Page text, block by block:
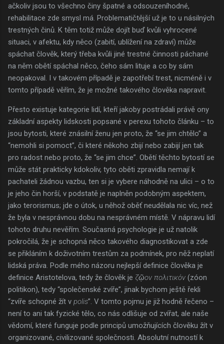
ačkoliv jsou to všechno činy špatné a odsouzeníhodné,
rehabilitace zde smysl má. Problematičtější už je to u násilných
trestných činů. K těm totiž může dojít buď kvůli vyhrocené
situaci, v afektu, kdy něco (zabití, ublížení na zdraví) může
spáchat člověk, který třeba kvůli jiné trestné činnosti páchané
na něm obětí spáchal něco, čeho sám lituje a co by sám
neopakoval. I v takovém případě je zapotřebí trest, nicméně i v
tomto případě věřím, že je možné takového člověka napravit.
Přesto existuje kategorie lidí, kteří jakoby postrádali právě ony
základní aspekty lidskosti popsané v perexu tohoto článku – to
jsou bytosti, které znásilní ženu jen proto, že “se jim chtělo” a
“nemohli si pomoct”, či které někoho zbijí nebo zabijí jen tak
pro radost nebo proto, že “se jim chce”. Obětí těchto bytostí se
může stát prakticky kdokoliv, tyto oběti zpravidla nemají k
pachateli žádnou vazbu, ten si je vybere náhodně na ulici – o to
je jeho čin horší, v podstatě je naplněn podobným aspektem,
jako terorismus; jde o útok, u něhož oběť neudělala nic víc, než
že byla v nesprávnou dobu na nesprávném místě. V nápravu lidí
tohoto druhu nevěřím. Současná psychologie je už natolik
pokročilá, že je schopná něco takového diagnostikovat a zde
se přikláním k doživotním trestům za podmínek, pro něž neplatí
lidská práva. Podle mého názoru nejlepší definice člověka je
definice Aristotelova, tedy že člověk je ζῷον πολιτικόν (zóon
politikon), tedy “společenské zvíře”, jinak bychom ještě řekli
“zvíře schopné žít v polis”. V tomto pojmu je již hodně řečeno –
není to ani tak fyzické tělo, co nás odlišuje od zvířat, ale naše
vědomí, které funguje podle principů umožňujících člověku žít v
organizované, civilizované společnosti. Absolutní nutností k